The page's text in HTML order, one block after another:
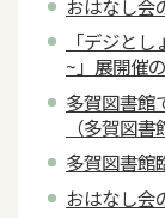
おはなし会
「デジと
~」展開催
多賀図書館
（多賀図書
多賀図書館
おはなし会